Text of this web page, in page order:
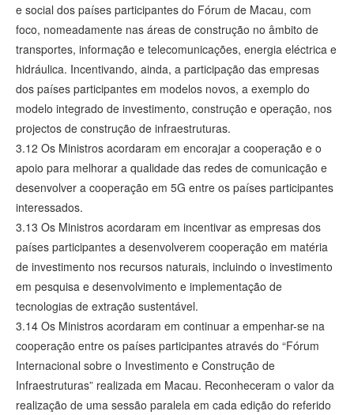
e social dos países participantes do Fórum de Macau, com
foco, nomeadamente nas áreas de construção no âmbito de
transportes, informação e telecomunicações, energia eléctrica e
hidráulica. Incentivando, ainda, a participação das empresas
dos países participantes em modelos novos, a exemplo do
modelo integrado de investimento, construção e operação, nos
projectos de construção de infraestruturas.
3.12 Os Ministros acordaram em encorajar a cooperação e o
apoio para melhorar a qualidade das redes de comunicação e
desenvolver a cooperação em 5G entre os países participantes
interessados.
3.13 Os Ministros acordaram em incentivar as empresas dos
países participantes a desenvolverem cooperação em matéria
de investimento nos recursos naturais, incluindo o investimento
em pesquisa e desenvolvimento e implementação de
tecnologias de extração sustentável.
3.14 Os Ministros acordaram em continuar a empenhar-se na
cooperação entre os países participantes através do “Fórum
Internacional sobre o Investimento e Construção de
Infraestruturas” realizada em Macau. Reconheceram o valor da
realização de uma sessão paralela em cada edição do referido